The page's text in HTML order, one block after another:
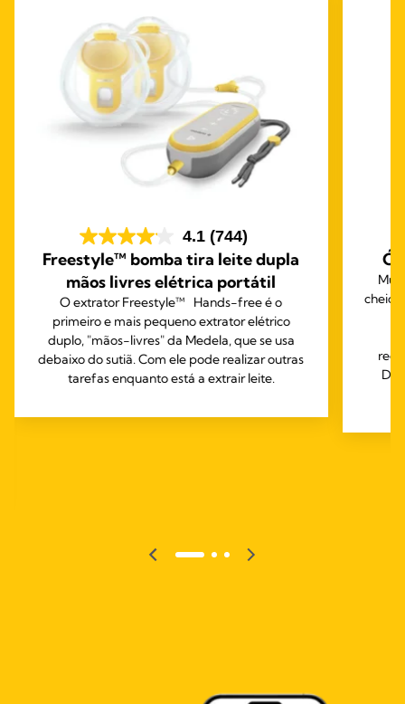
4.1 (744)
Freestyle™ bomba tira leite dupla
mãos livres elétrica portátil
O extrator Freestyle™ Hands-free é o
primeiro e mais pequeno extrator elétrico
duplo, "mãos-livres" da Medela, que se usa
debaixo do sutiã. Com ele pode realizar outras
tarefas enquanto está a extrair leite.